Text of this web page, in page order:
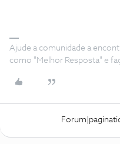
Ajude a comunidade a
como "Melhor Resposta" e